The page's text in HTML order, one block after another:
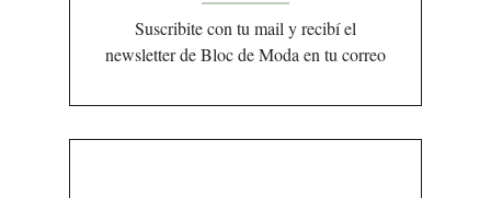
Suscribite con tu mail y recibí el
newsletter de Bloc de Moda en tu correo